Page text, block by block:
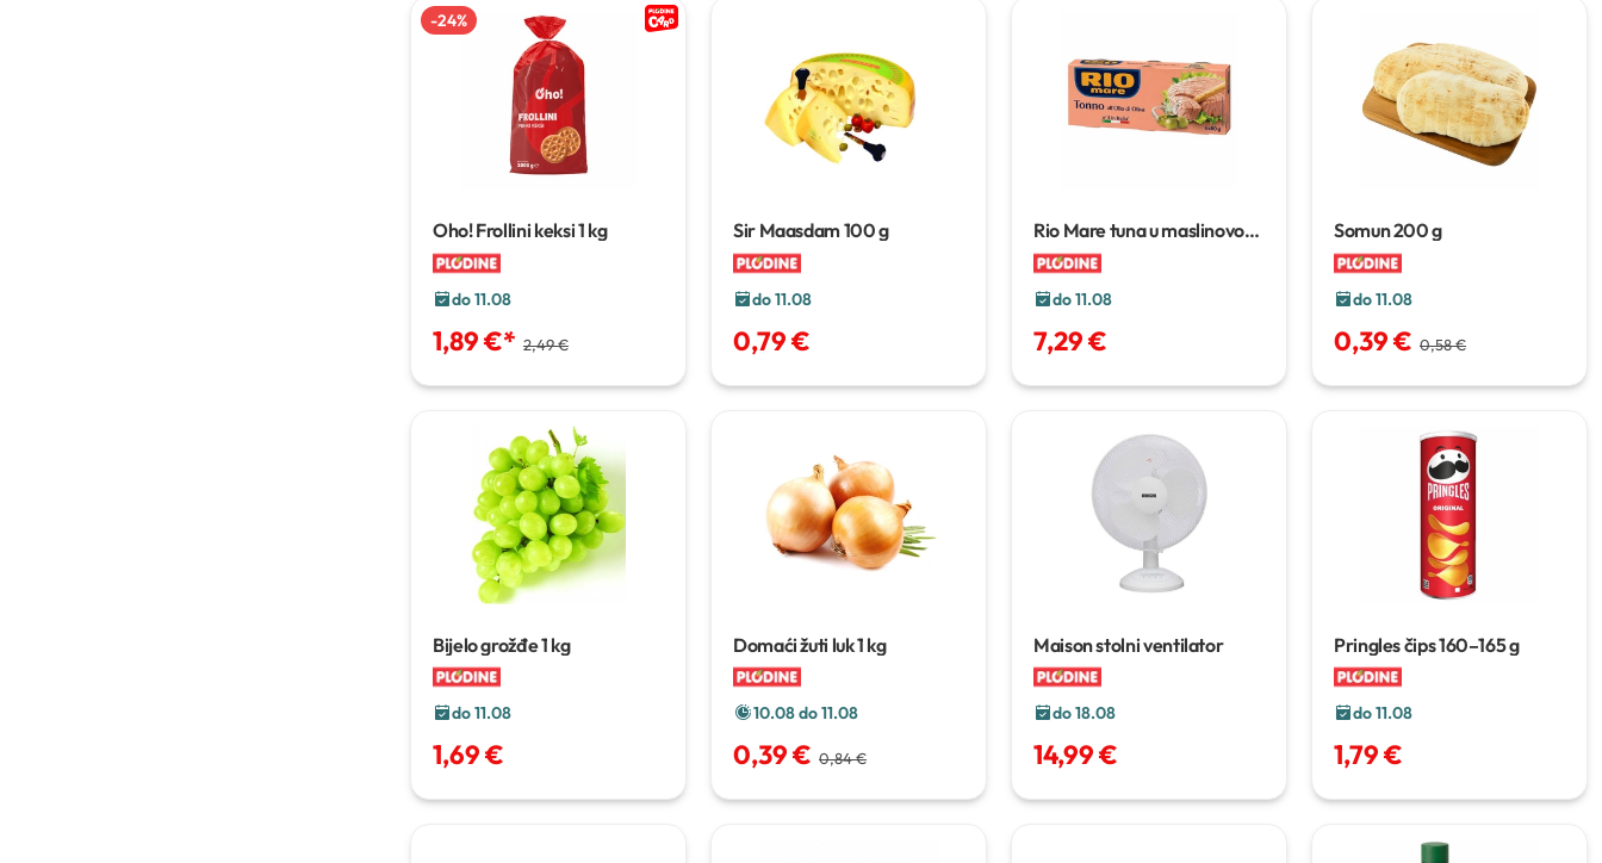
-24%
Oho! Frollini keksi1 kg
do 11.08
1,89 €* 2,49 €
Sir Maasdam 100 g
do 11.08
0,79 €
Rio Mare tuna u maslinovom
ulju6 x 80 g
do 11.08
7,29 €
Somun200 g
do 11.08
0,39 € 0,58 €
Bijelo grožđe1 kg
do 11.08
1,69 €
Domaći žuti luk1 kg
10.08 do 11.08
0,39 € 0,84 €
Maison stolni ventilator
do 18.08
14,99 €
Pringles čips160–165 g
do 11.08
1,79 €